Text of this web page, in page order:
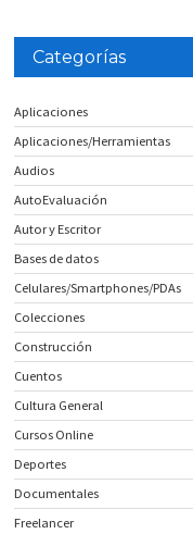
Categorías
Aplicaciones
Aplicaciones/Herramientas
Audios
AutoEvaluación
Autor y Escritor
Bases de datos
Celulares/Smartphones/PDAs
Colecciones
Construcción
Cuentos
Cultura General
Cursos Online
Deportes
Documentales
Freelancer